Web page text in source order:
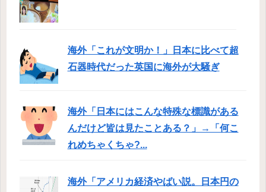
海外「これが文明か！」日本に比べて超
石器時代だった英国に海外が大騒ぎ
海外「日本にはこんな特殊な標識がある
んだけど皆は見たことある？」→「何こ
れめちゃくちゃ?...
海外「アメリカ経済やばい説。日本円の